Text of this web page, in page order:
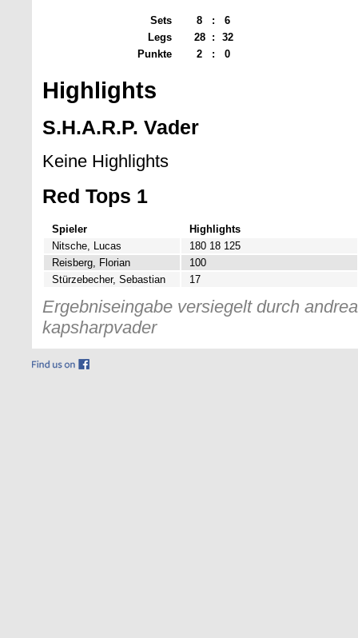
Sets 8 :
6
Legs
28 :
32
Punkte
2 : 0
Highlights
S.H.A.R.P. Vader
Keine Highlights
Red Tops 1
Spieler
Highlights
Nitsche, Lucas
180 18 125
Reisberg, Florian
100
Stürzebecher, Sebastian
17
Ergebniseingabe versiegelt durch
kapsharpvader